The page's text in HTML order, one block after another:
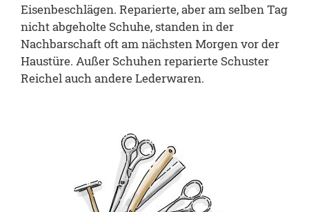
Eisenbeschlägen. Reparierte, aber am selben Tag
nicht abgeholte Schuhe, standen in der
Nachbarschaft oft am nächsten Morgen vor der
Haustüre. Außer Schuhen reparierte Schuster
Reichel auch andere Lederwaren.